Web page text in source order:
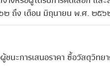
๒ ถึง เดือน มิถุนายน พ.ศ. ๒๕๖
นะการเสนอราคา ซื้อวัสดุวิทย